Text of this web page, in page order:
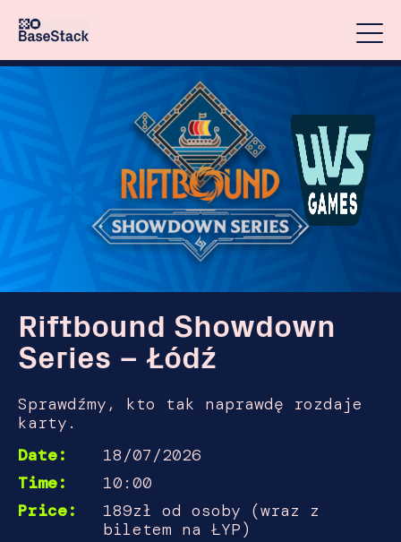
Riftbound Showdown
Series – Łódź
Sprawdźmy, kto tak naprawdę rozdaje
karty.
Date:
18/07/2026
Time:
10:00
Price:
189zł od osoby (wraz z
biletem na ŁYP)